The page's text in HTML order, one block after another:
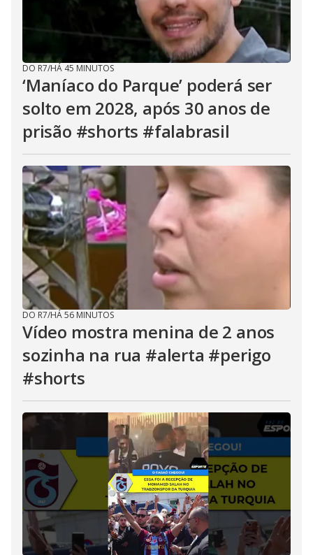
DO R7/HÁ 45 MINUTOS
‘Maníaco do Parque’ poderá ser
solto em 2028, após 30 anos de
prisão #shorts #falabrasil
DO R7/HÁ 56 MINUTOS
Vídeo mostra menina de 2 anos
sozinha na rua #alerta #perigo
#shorts